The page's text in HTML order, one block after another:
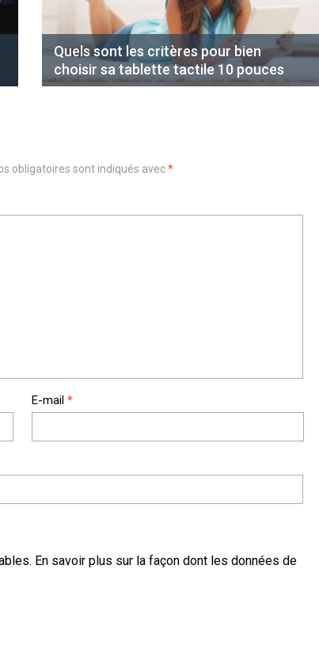
Quels sont les critères pour bien
choisir sa tablette tactile 10 pouces
obligatoires sont indiqués avec*
E-mail*
En savoir plus sur la façon dont les données de